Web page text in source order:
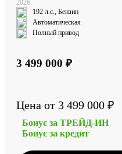
2026
192 л.с., Бензин
Автоматическая
Полный привод
3 499 000 ₽
Цена от 3 499 000 ₽
Бонус за ТРЕЙД-ИН
Бонус за кредит